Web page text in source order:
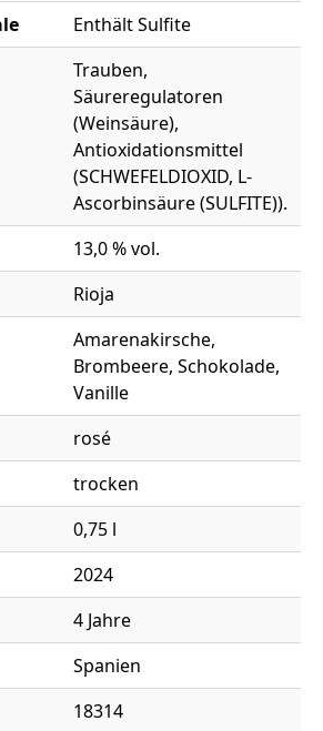
Enthält Sulfite
Trauben,
Säureregulatoren
(Weinsäure),
Antioxidationsmittel
(SCHWEFELDIOXID, L-
Ascorbinsäure (SULFITE)).
13,0 % vol.
Rioja
Amarenakirsche,
Brombeere, Schokolade,
Vanille
rosé
trocken
0,75 l
2024
4 Jahre
Spanien
18314